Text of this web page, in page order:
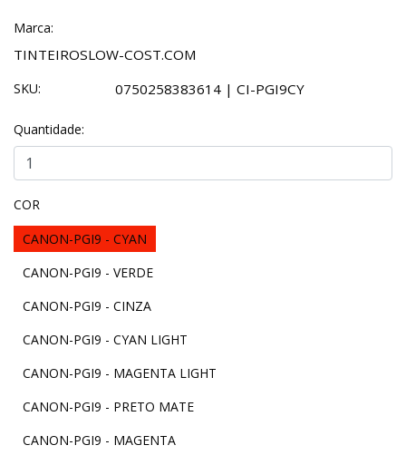
Marca:
TINTEIROSLOW-COST.COM
SKU: 0750258383614 | CI-PGI9CY
Quantidade:
COR
CANON-PGI9 - CYAN
CANON-PGI9 - VERDE
CANON-PGI9 - CINZA
CANON-PGI9 - CYAN LIGHT
CANON-PGI9 - MAGENTA LIGHT
CANON-PGI9 - PRETO MATE
CANON-PGI9 - MAGENTA